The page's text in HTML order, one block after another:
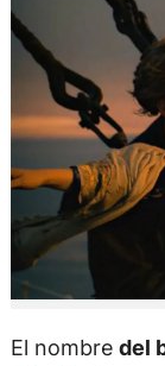
El nombre del